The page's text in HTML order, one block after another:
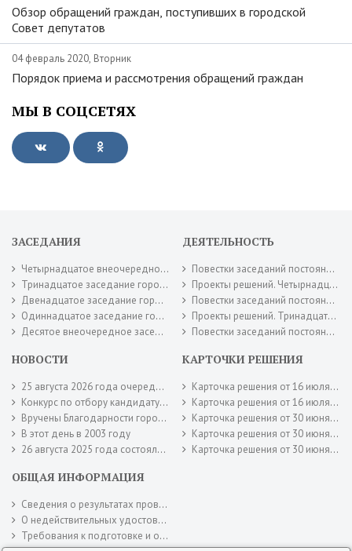
Обзор обращений граждан, поступивших в городской
Совет депутатов
04 февраль 2020, Вторник
Порядок приема и рассмотрения обращений граждан
МЫ В СОЦСЕТЯХ
ЗАСЕДАНИЯ
Четырнадцатое внеочередное заседание городского Совета депутатов 16 июля 2026 года.
Тринадцатое заседание городского Совета депутатов 30 июня 2026 года.
Двенадцатое заседание городского Совета депутатов 26 мая 2026 года.
Одиннадцатое заседание городского Совета депутатов 28 апреля 2026 года.
Десятое внеочередное заседание городского Совета депутатов 17 апреля 2026 года.
ДЕЯТЕЛЬНОСТЬ
Повестки заседаний постоянных комиссий городского Совета депутатов. Июль 2026 года.
Проекты решений. Четырнадцатое внеочередное заседание городского Совета депутатов 16 июля 2026 года.
Повестки заседаний постоянных комиссий городского Совета депутатов. Июнь 2026 года.
Проекты решений. Тринадцатое заседание городского Совета депутатов 30 июня 2026 года.
Повестки заседаний постоянных комиссий городского Совета депутатов. Май 2026 года.
НОВОСТИ
25 августа 2026 года очередное заседание городского Совета депутатов
Конкурс по отбору кандидатур на должность главы муниципального образования город Новотроицк
Вручены Благодарности городского Совета депутатов
В этот день в 2003 году
26 августа 2025 года состоялось заключительное заседание городского Совета депутатов шестого созыва.
КАРТОЧКИ РЕШЕНИЯ
Карточка решения от 16 июля 2026 года № 95
Карточка решения от 16 июля 2026 года № 94
Карточка решения от 30 июня 2026 года № 92
Карточка решения от 30 июня 2026 года № 90
Карточка решения от 30 июня 2026 года № 88
ОБЩАЯ ИНФОРМАЦИЯ
Сведения о результатах проверок
О недействительных удостоверениях городского Совета депутатов
Требования к подготовке и оформлению документов городского Совета депутатов